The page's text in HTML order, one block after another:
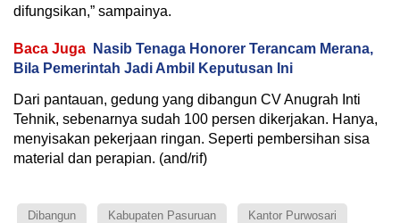
difungsikan,” sampainya.
Baca Juga
Nasib Tenaga Honorer Terancam Merana,
Bila Pemerintah Jadi Ambil Keputusan Ini
Dari pantauan, gedung yang dibangun CV Anugrah Inti
Tehnik, sebenarnya sudah 100 persen dikerjakan. Hanya,
menyisakan pekerjaan ringan. Seperti pembersihan sisa
material dan perapian. (and/rif)
Dibangun Kabupaten Pasuruan Kantor Purwosari